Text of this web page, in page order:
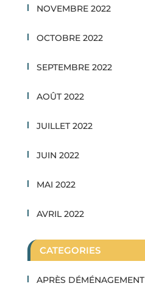
NOVEMBRE 2022
OCTOBRE 2022
SEPTEMBRE 2022
AOÛT 2022
JUILLET 2022
JUIN 2022
MAI 2022
AVRIL 2022
CATEGORIES
APRÈS DÉMÉNAGEMENT